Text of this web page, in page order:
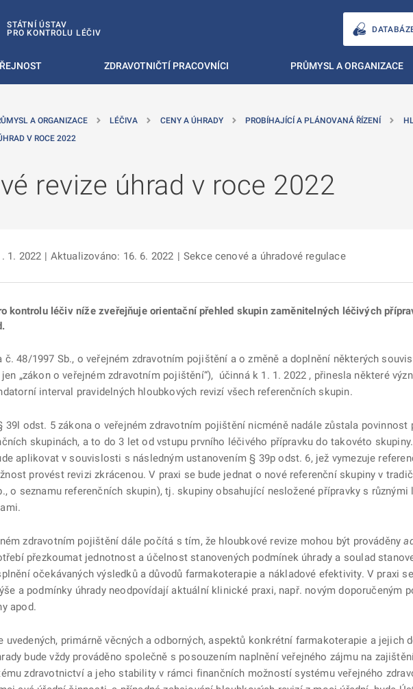
STÁTNÍ ÚSTAV
PRO KONTROLU LÉČIV
ZDRAVOTNIČTÍ PRACOVNÍCI PRŮMYSL A ORGANIZACE
A ORGANIZACE LÉČIVA CENY A ÚHRADY PROBÍHAJÍCÍ A PLÁNOVANÁ ŘÍZENÍ
V ROCE 2022
revize úhrad v roce 2022
1. 2022 | Aktualizováno: 16. 6. 2022 | Sekce cenové a úhradové regulace
kontrolu léčiv níže zveřejňuje orientační přehled skupin zaměnitelných léčivých
č. 48/1997 Sb., o veřejném zdravotním pojištění a o změně a doplnění některých
„zákon o veřejném zdravotním pojištění“), účinná k 1. 1. 2022 , přinesla některé
interval pravidelných hloubkových revizí všech referenčních skupin.
39l odst. 5 zákona o veřejném zdravotním pojištění nicméně nadále zůstala
skupinách, a to do 3 let od vstupu prvního léčivého přípravku do takovéto
aplikovat v souvislosti s následným ustanovením § 39p odst. 6, jež vymezuje
provést revizi zkrácenou. V praxi se bude jednat o nové referenční skupiny v
o seznamu referenčních skupin), tj. skupiny obsahující nesložené přípravky s
zdravotním pojištění dále počítá s tím, že hloubkové revize mohou být prováděny
přezkoumat jednotnost a účelnost stanovených podmínek úhrady a soulad
očekávaných výsledků a důvodů farmakoterapie a nákladové efektivity. V praxi
a podmínky úhrady neodpovídají aktuální klinické praxi, např. novým doporučeným
apod.
uvedených, primárně věcných a odborných, aspektů konkrétní farmakoterapie a jejich
bude vždy prováděno společně s posouzením naplnění veřejného zájmu na
zdravotnictví a jeho stability v rámci finančních možností systému veřejného